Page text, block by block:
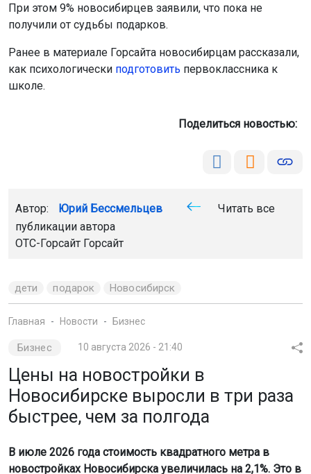
При этом 9% новосибирцев заявили, что пока не
получили от судьбы подарков.
Ранее в материале Горсайта новосибирцам рассказали,
как психологически подготовить первоклассника к
школе.
Поделиться новостью:
Автор: Юрий Бессмельцев
Читать все
публикации автора
ОТС-Горсайт Горсайт
дети подарок Новосибирск
Главная Новости Бизнес
Бизнес 10 августа 2026 - 21:40
Цены на новостройки в
Новосибирске выросли в три раза
быстрее, чем за полгода
В июле 2026 года стоимость квадратного метра в
новостройках Новосибирска увеличилась на 2,1%. Это в